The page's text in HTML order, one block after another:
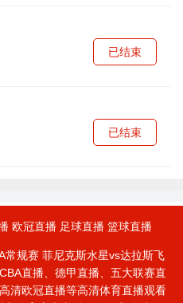
已结束
已结束
欧冠直播 足球直播 篮球直播
规赛 菲尼克斯水星vs达拉斯飞
直播、德甲直播、五大联赛直
清欧冠直播等高清体育直播观看